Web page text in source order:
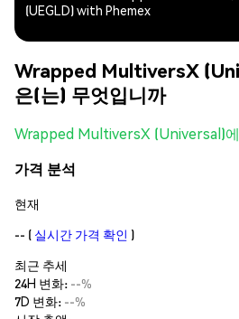
(UEGLD) with Phemex
Wrapped MultiversX
은(는) 무엇입니까
Wrapped MultiversX (Universal)
가격 분석
현재
-- ( 실시간 가격 확인 )
최근 추세
24H 변화: --%
7D 변화: --%